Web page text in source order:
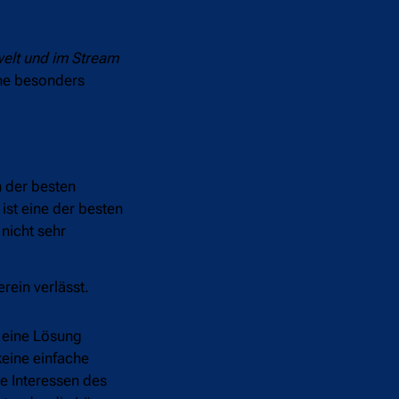
und im Stream
besonders
der besten
eine der besten
sehr
verlässt.
Lösung
einfache
Interessen des